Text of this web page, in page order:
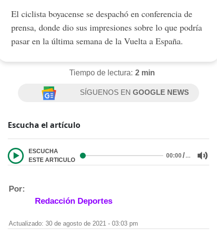
El ciclista boyacense se despachó en conferencia de
prensa, donde dio sus impresiones sobre lo que podría
pasar en la última semana de la Vuelta a España.
Tiempo de lectura: 2 min
SÍGUENOS ENGOOGLE NEWS
Escucha el artículo
ESCUCHA
ESTE ARTICULO
00:00/…
Por:
Redacción Deportes
Actualizado: 30 de agosto de 2021 - 03:03 pm